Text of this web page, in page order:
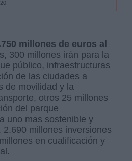
millones de euros al
300 millones irán para la
público, infraestructuras
de las ciudades a
de movilidad y la
otros 25 millones
del parque
uno mas sostenible y
millones inversiones
en cualificación y